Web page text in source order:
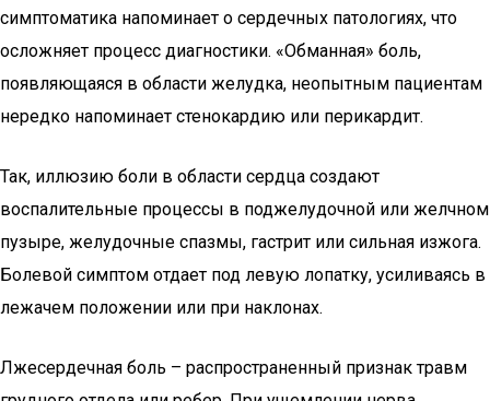
симптоматика напоминает о сердечных патологиях, что
осложняет процесс диагностики. «Обманная» боль,
появляющаяся в области желудка, неопытным пациентам
нередко напоминает стенокардию или перикардит.
Так, иллюзию боли в области сердца создают
воспалительные процессы в поджелудочной или желчном
пузыре, желудочные спазмы, гастрит или сильная изжога.
Болевой симптом отдает под левую лопатку, усиливаясь в
лежачем положении или при наклонах.
Лжесердечная боль – распространенный признак травм